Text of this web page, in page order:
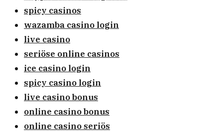
spicy casinos
wazamba casino login
live casino
seriöse online casinos
ice casino login
spicy casino login
live casino bonus
online casino bonus
online casino seriös